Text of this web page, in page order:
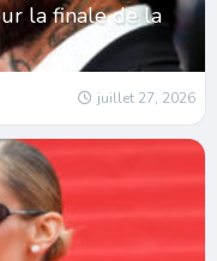
la finale de la
juillet 27, 2026